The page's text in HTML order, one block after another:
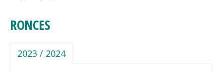
RONCES
2023 / 2024